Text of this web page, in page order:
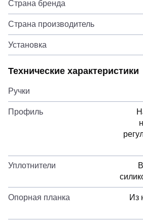
Страна бренда
Страна производитель
Установка
Технические характеристики
Ручки
Профиль
Уплотнители
Опорная планка
Из